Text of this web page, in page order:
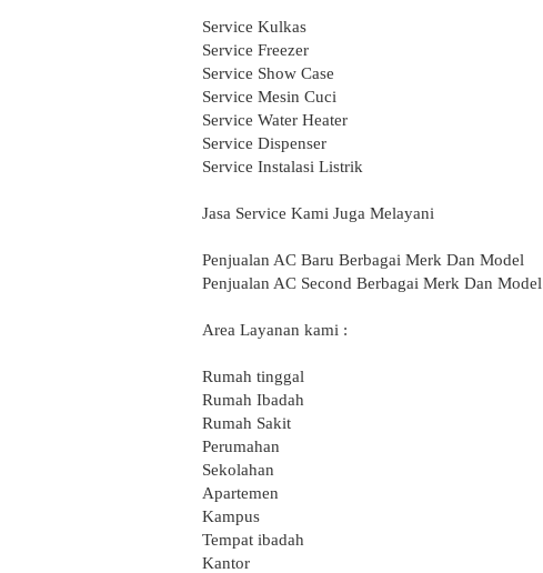
Service Kulkas
Service Freezer
Service Show Case
Service Mesin Cuci
Service Water Heater
Service Dispenser
Service Instalasi Listrik
Jasa Service Kami Juga Melayani
Penjualan AC Baru Berbagai Merk Dan Model
Penjualan AC Second Berbagai Merk Dan Model
Area Layanan kami :
Rumah tinggal
Rumah Ibadah
Rumah Sakit
Perumahan
Sekolahan
Apartemen
Kampus
Tempat ibadah
Kantor